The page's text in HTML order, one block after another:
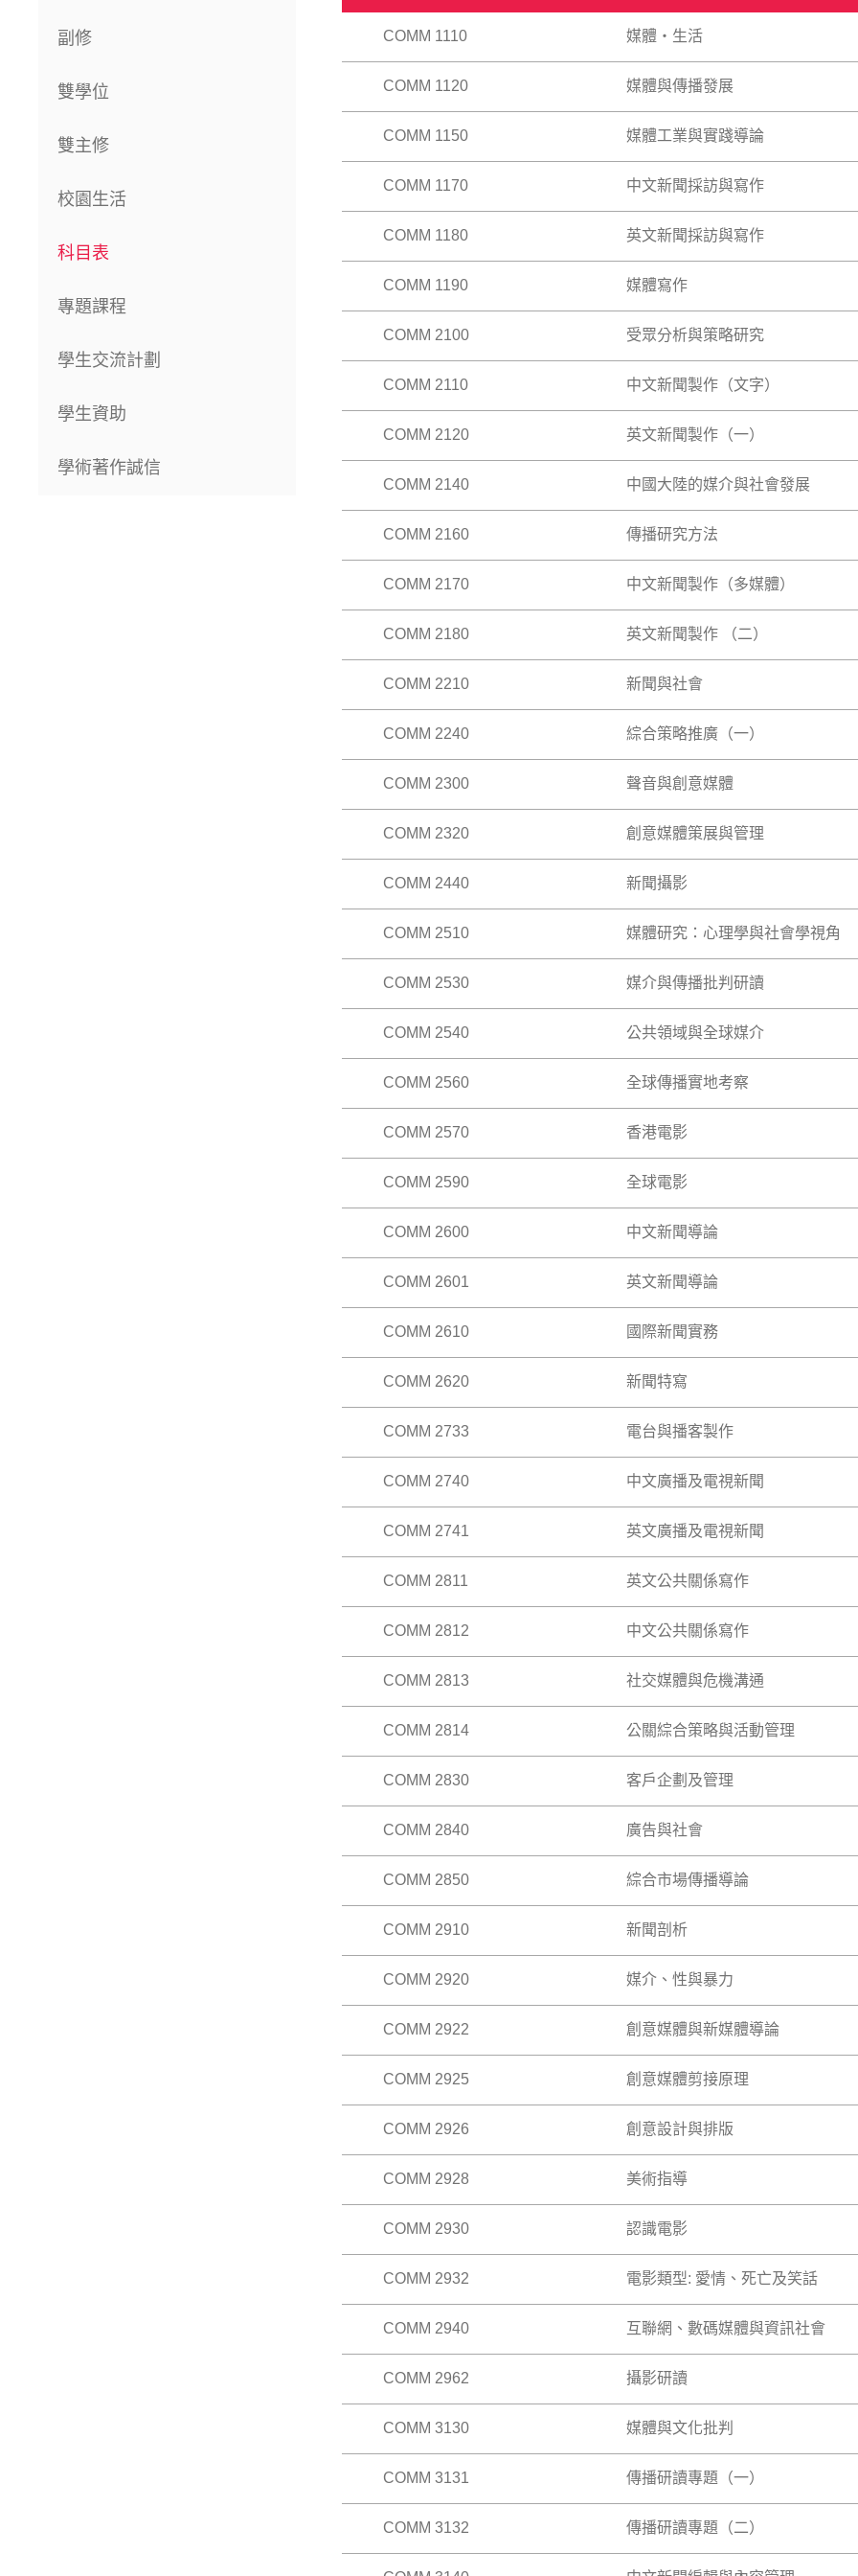
副修
雙學位
雙主修
校園生活
科目表
專題課程
學生交流計劃
學生資助
學術著作誠信
COMM 1110 媒體‧生活
現代媒體無遠弗屆，觸及日常生活的方方面面。報章雜誌、電視電影、
科旨在考察現代媒體如何在現代人的生活中發揮多種多樣的作用。新聞
本科。）
課程大綱 >
COMM 1120 媒體與傳播發展
本科目旨在概覽媒體與傳播的發展歷程，探討促成現代媒體興起與演變
課程大綱 >
COMM 1150 媒體工業與實踐導論
在二十世紀後半期，媒體及傳播行業主要涉及報紙、廣播公司、電影公
令學生熟習本港、內地以及海外不同媒體工業日新月異的運作實況。課
的結構特徵？有什麼重要趨勢引領媒體行業的轉型？這些轉型對「媒體
記者、內容創作者、廣告業者等，實際是指從事怎樣的工作？在這些不
行業的轉型，會為社會、文化及政治層面，帶來什麼深層意義？
COMM 1170 中文新聞採訪與寫作
使學生熟悉構思新聞題材、資料搜集、採訪、新聞寫作及特寫之原理與技
課程大綱 >
COMM 1180 英文新聞採訪與寫作
本科目旨在讓學生掌握理解媒體及社交媒體生態運作所需的原則和技能
課程大綱 >
COMM 1190 媒體寫作
本科目提供不同形式的寫作訓練，包括新聞採訪與寫作、公關傳訊文體
COMM 2100 受眾分析與策略研究
本科目會為學生深入剖析消費者的內在需求，並會探討如何將其發掘
課程大綱 >
COMM 2110 中文新聞製作（文字）
透過參與新聞平台《大學線》的製作，培養學生新聞觸覺，磨練他們選題
課程大綱 >
COMM 2120 英文新聞製作（一）
學生把他們在前一寫作科目中獲得的技能加以應用，透過積極參與學院
課程大綱 >
COMM 2140 中國大陸的媒介與社會發展
（已修UGEC2634之學生不得修讀本科。）本科目以1949年以來中國大
視、網絡媒體（互聯網、手機），也包括網上動員、非政府組織與跨國
要相關爭論，包括政府官員、媒體製作人、教育界、社會運動參與者、
點，以及它們對公共政策的影響。本科還將引導學生對相關中國時事進行
COMM 2160 傳播研究方法
介紹研究傳播過程與效果的方法；自問題的選擇與確定，到研究的全盤
課程大綱 >
COMM 2170 中文新聞製作（多媒體）
本科將透過授課及學院實習平台的多媒體製作，培養同學製作新聞故事
課程大綱 >
COMM 2180 英文新聞製作 （二）
學生將他們在之前科目中學到的知識付諸實踐。他們通過積極參與學院
課程大綱 >
COMM 2210 新聞與社會
（已修UGEC2623之學生不得修讀本科。）本科介紹新聞的特點和運作
新聞」就可以讓我們「識社會」。本科將介紹大眾傳播領域中的相關概
的真實例子會作為個案分析之用。 學生首先可以了解新聞的獨特性質，
外地及香港興起的新聞媒體，如免費報紙、網上電子報、社會媒體、公
一些有密切關係的行業的關係，如廣告及公關業，從而明白新聞的具體
COMM 2240 綜合策略推廣（一）
本科旨在引領學生掌握在進行社會或商業議題推廣活動時所涉及的理論
課程大綱 >
COMM 2300 聲音與創意媒體
本科目鼓勵同學探索及實驗「聲音」的不同面向。科目涵蓋聲音和創意
課程大綱 >
COMM 2320 創意媒體策展與管理
本科旨在為學生提供數碼內容策展和媒體管理的知識、技巧和親身體驗
課程大綱 >
COMM 2440 新聞攝影
學習新聞攝影的理論與技術，包括照相機與黑房沖曬的運用、圖片的選
課程大綱 >
COMM 2510 媒體研究：心理學與社會學視角
本科以心理學與社會學的角度全面介紹媒體研究。學生將探討媒體效應
COMM 2530 媒介與傳播批判研讀
本科從媒介與傳播的理論出發，旨在探討三個主要問題：首先，傳播專
角。本科涵蓋的來自不同年代和傳統的理論，對我們認識當前媒介與傳播
COMM 2540 公共領域與全球媒介
此科目探討全球媒介如何塑造公共論述，以及反過來媒體如何被後者塑
的技能，並將能夠培養他們的個人觀點。
COMM 2560 全球傳播實地考察
此科目是全球傳播課程的重要組成部分。將在課堂上討論的具體議題將
COMM 2570 香港電影
本科旨在透過歷史文化脈絡及當代處境簡介香港電影。此科內容分成三
化角度，進而分析香港電影產業與論述生成。同學可以連結自身經歷與
提升同學對電影的興趣與知識。
COMM 2590 全球電影
本科探討造成全球電影事業發展出現不平衡的複雜政治、經濟和文化因
美洲的第三電影，以及蘇聯及納粹時期的宣傳電影等。第二部分將探討
其中包括流行類型的選擇，跨國明星的培養及發掘，合拍片製作策略，
主要電影製作中心所面臨的挑戰。
COMM 2600 中文新聞導論
本科旨在介紹新聞學的基本概念及業界的實際運作。學生修畢本科後，
課程大綱 >
COMM 2601 英文新聞導論
本科旨在介紹新聞學的基本概念及業界的實際運作。學生修畢本科後，
COMM 2610 國際新聞實務
本科介紹本地媒體在製作國際新聞時的原則、技巧及問題，並教授國際
課程大綱 >
COMM 2620 新聞特寫
本科旨在介紹新聞特寫的原則與技巧，涵蓋不同格式與媒介，包括印刷
本科以工作坊形式進行，鼓勵學生積極參與寫作練習、同儕評閱及課堂
COMM 2733 電台與播客製作
本科介紹電台及播客製作的創意與技術層面。透過實踐操作，學生將學
課程大綱 >
COMM 2740 中文廣播及電視新聞
介紹中文廣播、電視與跨平台新聞採訪、寫作、製作與播放之理論與技術
課程大綱 >
COMM 2741 英文廣播及電視新聞
介紹英文廣播、電視與跨平台新聞採訪、寫作、製作與播放之理論與技術
COMM 2811 英文公共關係寫作
本科旨在訓練有志於公關、市場營銷和傳播領域發展的學生，加強他們
COMM 2812 中文公共關係寫作
本科旨在訓練有志於公關、市場營銷和傳播領域發展的學生，加強他們
課程大綱 >
COMM 2813 社交媒體與危機溝通
隨著新媒體科技的出現，企業和組織開始面臨一些被稱為「網絡媒介危
加難以處理。然而公共關係實務的一個關鍵功能就是危機管理。 本課程
於危機管理的功能主義方法，而第二個層面則從批判的角度看公共關係
公民直接的互動和共生，讓學生對在這一類危機中可以使用的傳播方法
危機過程中組織和利益相關者直接的互動。此外，學生將對於商務背景
課程大綱 >
COMM 2814 公關綜合策略與活動管理
本科旨在介紹公共關係與活動推廣企劃的綜合策略規劃與執行，強調公
發展溝通、市場整合策略、社交媒體運用，以及人工智能等新興科技。
透過個案研究、課堂練習、模擬活動或實際客戶項目，學生將學習如何
並運用理論與實務知識，制定有效的企劃方案。
課程大綱 >
COMM 2830 客戶企劃及管理
本科專注廣告業務方面的訓練，包括行業中極為重要的「客戶企劃及管
課程大綱 >
COMM 2840 廣告與社會
本科將分析現實生活中的案例，以理解廣告對日常生活不同方面的影響
化所蘊含的價值及其變化。本科將協助學生分辨真正的現實和媒介化的
印象等議題。（UGEC2637與COMM2840列為雙重編號科目。已修
課程大綱 >
COMM 2850 綜合市場傳播導論
本科介紹以價值為基礎，消費者/顧客為中心的整合行銷傳播方法。學生
口碑和病毒式行銷。本科還特別關注整合行銷傳播的效益及其量度方法
著整合行銷傳播3.0的趨勢，修讀本科的學生將可以站在這一最新趨勢的前
課程大綱 >
COMM 2910 新聞剖析
探討新聞社會學理論與方法，以認識新聞之製作過程及其對新聞製成品
課程大綱 >
COMM 2920 媒介、性與暴力
本科旨在探討媒介如何表達暴力、社會衝突、性、性別問題及性別角色
課程大綱 >
COMM 2922 創意媒體與新媒體導論
本科介紹不同創意媒體、新媒體、媒介藝術和流行文化，旨在使學生瞭
課程大綱 >
COMM 2925 創意媒體剪接原理
本科旨在透過學習及實踐創意媒體的剪接原理，讓同學全面了解錄像製
課程大綱 >
COMM 2926 創意設計與排版
本科討論多種流行印刷品的編輯、排版、形象設計、顏色運用等。內容
課程大綱 >
COMM 2928 美術指導
本科介紹美術指導在整個創意錄影製作流程中的角色、策劃和技術等，
課程大綱 >
COMM 2930 認識電影
本科教授電影語言及不同理論如寫實主義、女性主義、後現代主義，引
體及社會實踐。（UGED2637與COMM2930列為雙重編號科目。已修
課程大綱 >
COMM 2932 電影類型: 愛情、死亡及笑話
（已修 GESC2010 之學生不得修讀本科。）本科集中討論不同種類的電
影及精華片段，剖析類型電影之演變及一些著名導演對其之影響。選修
習作及期終考試。
課程大綱 >
COMM 2940 互聯網、數碼媒體與資訊社會
本科研習因應互聯網與數碼媒體發展而出現的主要議題。傳播科技日新
會運動和監控文化等，學生會掌握、分析及評鑑跟新媒體相關的爭論
(COMM2940與UGEC2624列為雙重編號科目。已修UGEC2624之學生不
課程大綱 >
COMM 2962 攝影研讀
本科旨在透過教授基本的攝影技術帶領學生認識視覺圖像學的基本概念
課程大綱 >
COMM 3130 媒體與文化批判
本科以香港為背景，介紹媒體與文化批判的基本概念。透過探討媒體與
COMM 3131 傳播研讀專題（一）
教員就其所長之傳播研究專題向學生講授及導讀。學生最多可修讀以上
COMM 3132 傳播研讀專題（二）